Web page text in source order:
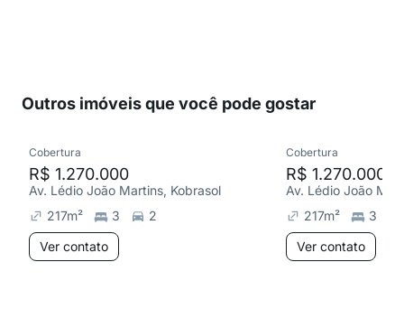
Outros imóveis que você pode gostar
Cobertura
R$ 1.270.000
Av. Lédio João Martins, Kobrasol
217m² 3
2
Ver contato
Cobertura
R$ 1.270.000
Av. Lédio João
217m²
3
Ver contato